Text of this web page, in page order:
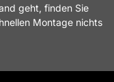
geht, finden Sie
Montage nichts